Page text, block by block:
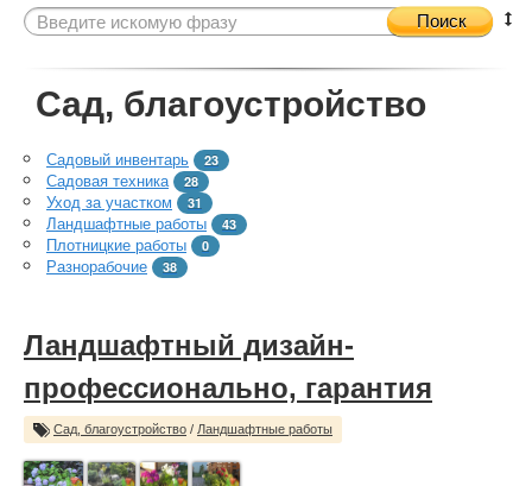
Поиск
Сад, благоустройство
Садовый инвентарь 23
Садовая техника 28
Уход за участком 31
Ландшафтные работы 43
Плотницкие работы 0
Разнорабочие 38
Ландшафтный дизайн-
профессионально, гарантия
Сад, благоустройство / Ландшафтные работы